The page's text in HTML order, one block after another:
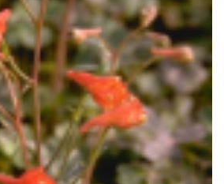
Ridderspoor
nudicaule